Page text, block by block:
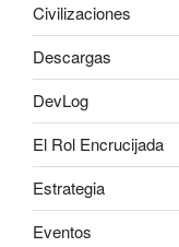
Civilizaciones
Descargas
DevLog
El Rol Encrucijada
Estrategia
Eventos